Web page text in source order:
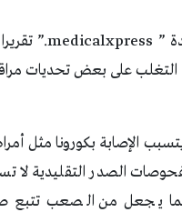
”
medicalxpress
.”
التغلب على بعض تحديات
الإصابة بكورونا مثل
الصدر التقليدية لا
يجعل من الصعب تتبع